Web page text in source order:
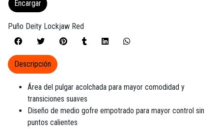
Encargar
Puño Deity Lockjaw Red
Área del pulgar acolchada para mayor comodidad y
transiciones suaves
Diseño de medio gofre empotrado para mayor control sin
puntos calientes
Descripción